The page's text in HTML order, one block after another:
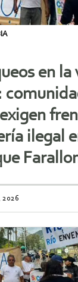
en la
ilegal
2026